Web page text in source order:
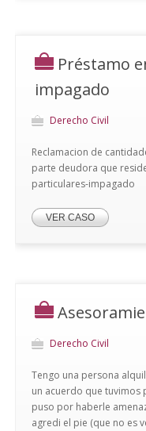
Préstamo
impagado
Derecho Civil
Reclamacion de
parte deudora que
particulares-impagado
VER CASO
Derecho Civil
Tengo una persona
un acuerdo que tuvimos
puso por haberle
agredi el pie (que no es